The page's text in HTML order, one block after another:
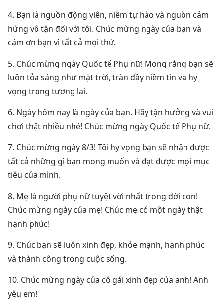
4. Bạn là nguồn động viên, niềm tự hào và nguồn cảm
hứng vô tận đối với tôi. Chúc mừng ngày của bạn và
cám ơn bạn vì tất cả mọi thứ.
5. Chúc mừng ngày Quốc tế Phụ nữ! Mong rằng bạn sẽ
luôn tỏa sáng như mặt trời, tràn đầy niềm tin và hy
vọng trong tương lai.
6. Ngày hôm nay là ngày của bạn. Hãy tận hưởng và vui
chơi thật nhiều nhé! Chúc mừng ngày Quốc tế Phụ nữ.
7. Chúc mừng ngày 8/3! Tôi hy vọng bạn sẽ nhận được
tất cả những gì bạn mong muốn và đạt được mọi mục
tiêu của mình.
8. Mẹ là người phụ nữ tuyệt vời nhất trong đời con!
Chúc mừng ngày của mẹ! Chúc mẹ có một ngày thật
hạnh phúc!
9. Chúc bạn sẽ luôn xinh đẹp, khỏe mạnh, hạnh phúc
và thành công trong cuộc sống.
10. Chúc mừng ngày của cô gái xinh đẹp của anh! Anh
yêu em!